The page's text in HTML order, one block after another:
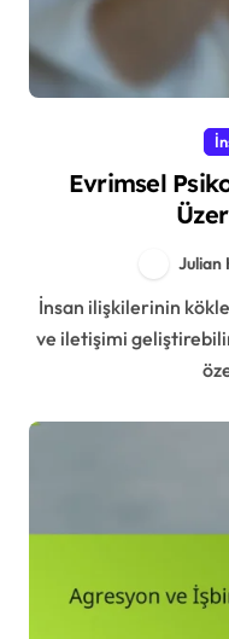
Evrimsel
Julian
İnsan ilişkilerinin köklerini anlamak, kişisel bağlantıları
ve iletişimi